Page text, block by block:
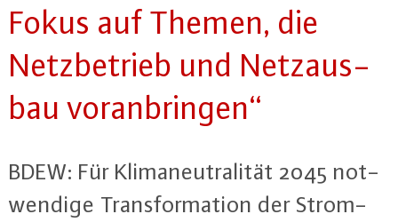
Fokus auf Themen, die
Netz­be­trieb und Netz­aus­
bau vor­an­brin­gen“
BDEW: Für Kli­ma­neu­tra­li­tät 2045 not­
wen­di­ge Trans­for­ma­ti­on der Strom-